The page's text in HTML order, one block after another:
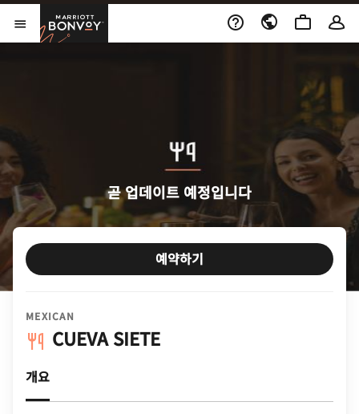
Skip to Content
메뉴 열기
Marriott Bonvoy
곧 업데이트 예정입니다
MEXICAN
CUEVA SIETE
예약하기
개요